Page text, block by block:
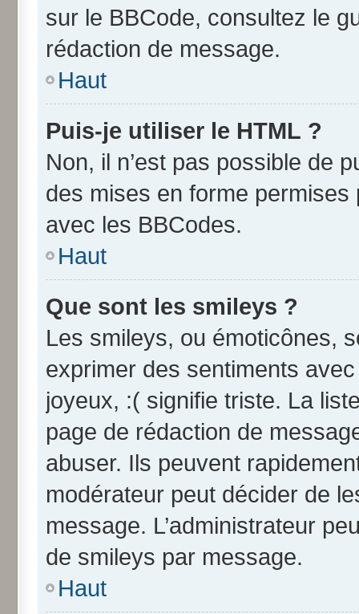
sur le BBCode, consultez le
rédaction de message.
Haut
Puis-je utiliser le HTML ?
Non, il n’est pas possible de
des mises en forme
avec les BBCodes.
Haut
Que sont les smileys ?
Les smileys, ou émoticônes,
exprimer des sentiments
joyeux, :( signifie triste. La
page de rédaction de
abuser. Ils peuvent
modérateur peut décider de
message. L’administrateur
de smileys par message.
Haut